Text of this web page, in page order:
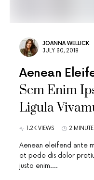
JOANNA WELLICK
JULY 30, 2018
Aenean
Sem Enim
Ligula
1.2K VIEWS 2 MINUTE
Aenean eleifend ante
et pede dis dolor
justo enim.…